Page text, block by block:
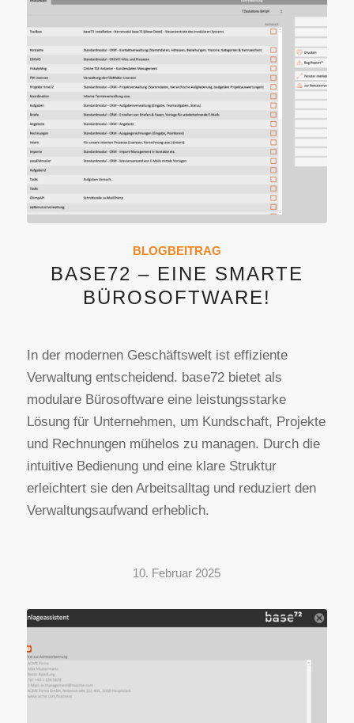
BLOGBEITRAG
BASE72 – EINE SMARTE
BÜROSOFTWARE!
In der modernen Geschäftswelt ist effiziente
Verwaltung entscheidend. base72 bietet als
modulare Bürosoftware eine leistungsstarke
Lösung für Unternehmen, um Kundschaft, Projekte
und Rechnungen mühelos zu managen. Durch die
intuitive Bedienung und eine klare Struktur
erleichtert sie den Arbeitsalltag und reduziert den
Verwaltungsaufwand erheblich.
10. Februar 2025